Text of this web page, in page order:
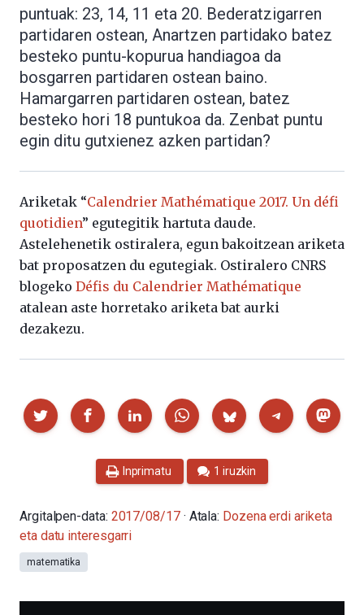
puntuak: 23, 14, 11 eta 20. Bederatzigarren
partidaren ostean, Anartzen partidako batez
besteko puntu-kopurua handiagoa da
bosgarren partidaren ostean baino.
Hamargarren partidaren ostean, batez
besteko hori 18 puntukoa da. Zenbat puntu
egin ditu gutxienez azken partidan?
Ariketak “Calendrier Mathématique 2017. Un défi
quotidien” egutegitik hartuta daude.
Astelehenetik ostiralera, egun bakoitzean ariketa
bat proposatzen du egutegiak. Ostiralero CNRS
blogeko Défis du Calendrier Mathématique
atalean aste horretako ariketa bat aurki
dezakezu.
Partekatu
Inprimatu 1 iruzkin
Argitalpen-data: 2017/08/17 · Atala: Dozena erdi ariketa
eta datu interesgarri
matematika